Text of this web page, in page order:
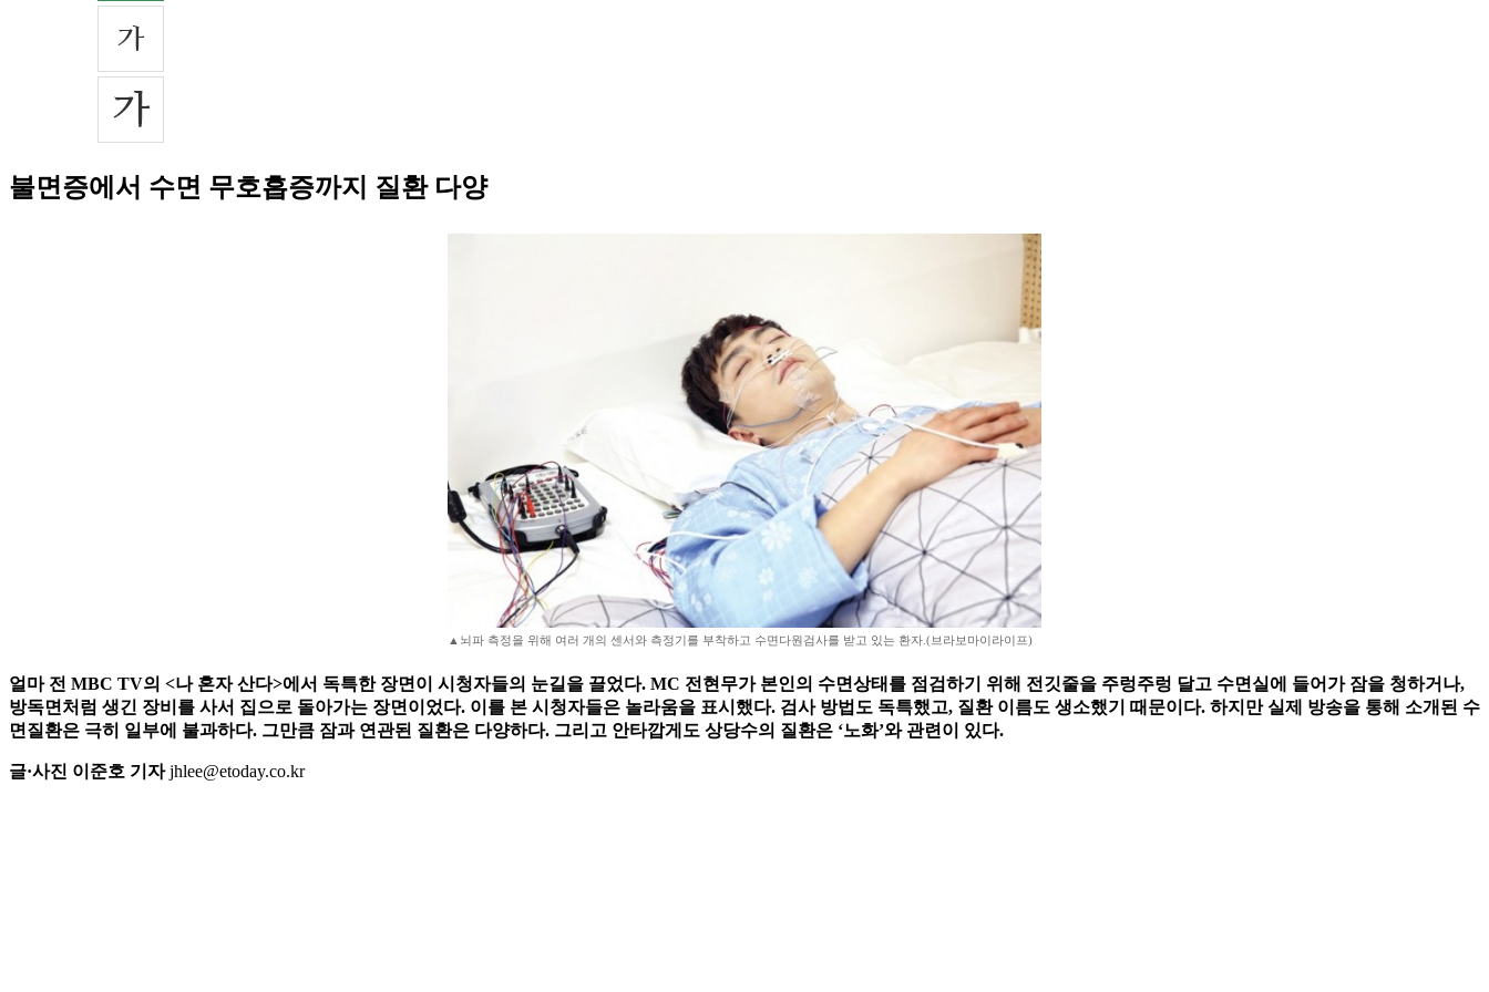
불면증에서 수면 무호흡증까지 질환 다양
▲뇌파 측정을 위해 여러 개의 센서와 측정기를 부착하고 수면다원검사를 받고 있는 환자.(브라보마이라이프)
얼마 전 MBC TV의 <나 혼자 산다>에서 독특한 장면이 시청자들의 눈길을 끌었다. MC 전현무가 본인의 수면상태를 점검하기 위해 전깃줄을 주렁주렁 달고 수면실에 들어가 잠을 청하거나,
방독면처럼 생긴 장비를 사서 집으로 돌아가는 장면이었다. 이를 본 시청자들은 놀라움을 표시했다. 검사 방법도 독특했고, 질환 이름도 생소했기 때문이다. 하지만 실제 방송을 통해 소개된 수
면질환은 극히 일부에 불과하다. 그만큼 잠과 연관된 질환은 다양하다. 그리고 안타깝게도 상당수의 질환은 ‘노화’와 관련이 있다.
글·사진 이준호 기자jhlee@etoday.co.kr